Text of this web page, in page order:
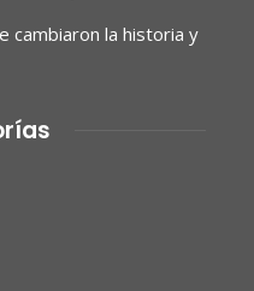
cambiaron la historia y